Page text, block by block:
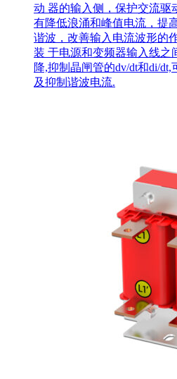
动 器的输入侧，保护交流驱
有降低浪涌和峰值电流，提
谐波，改善输入电流波形的
装 于电源和变频器输入线之
降,抑制晶闸管的dv/dt和di/
及抑制谐波电流.